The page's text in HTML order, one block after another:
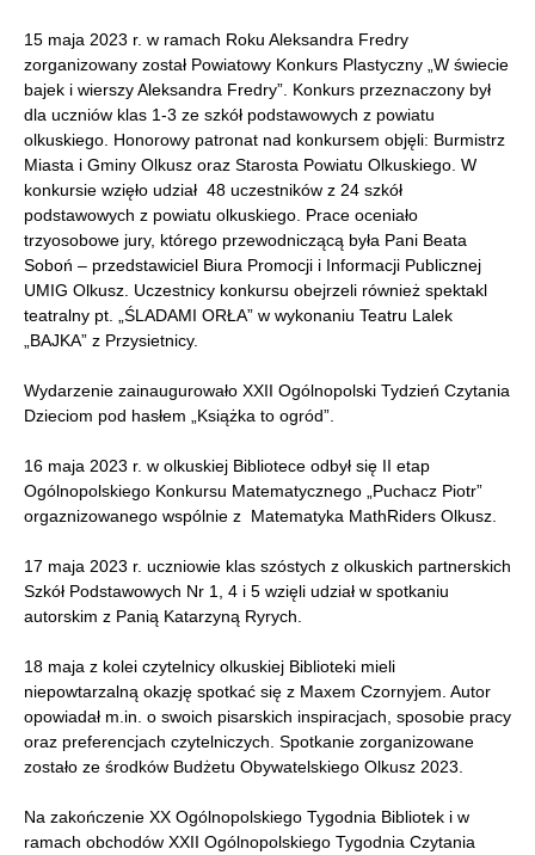
15 maja 2023 r. w ramach Roku Aleksandra Fredry
zorganizowany został Powiatowy Konkurs Plastyczny „W świecie
bajek i wierszy Aleksandra Fredry”. Konkurs przeznaczony był
dla uczniów klas 1-3 ze szkół podstawowych z powiatu
olkuskiego. Honorowy patronat nad konkursem objęli: Burmistrz
Miasta i Gminy Olkusz oraz Starosta Powiatu Olkuskiego. W
konkursie wzięło udział 48 uczestników z 24 szkół
podstawowych z powiatu olkuskiego. Prace oceniało
trzyosobowe jury, którego przewodniczącą była Pani Beata
Soboń – przedstawiciel Biura Promocji i Informacji Publicznej
UMIG Olkusz. Uczestnicy konkursu obejrzeli również spektakl
teatralny pt. „ŚLADAMI ORŁA” w wykonaniu Teatru Lalek
„BAJKA” z Przysietnicy.
Wydarzenie zainaugurowało XXII Ogólnopolski Tydzień Czytania
Dzieciom pod hasłem „Książka to ogród”.
16 maja 2023 r. w olkuskiej Bibliotece odbył się II etap
Ogólnopolskiego Konkursu Matematycznego „Puchacz Piotr”
orgaznizowanego wspólnie z Matematyka MathRiders Olkusz.
17 maja 2023 r. uczniowie klas szóstych z olkuskich partnerskich
Szkół Podstawowych Nr 1, 4 i 5 wzięli udział w spotkaniu
autorskim z Panią Katarzyną Ryrych.
18 maja z kolei czytelnicy olkuskiej Biblioteki mieli
niepowtarzalną okazję spotkać się z Maxem Czornyjem. Autor
opowiadał m.in. o swoich pisarskich inspiracjach, sposobie pracy
oraz preferencjach czytelniczych. Spotkanie zorganizowane
zostało ze środków Budżetu Obywatelskiego Olkusz 2023.
Na zakończenie XX Ogólnopolskiego Tygodnia Bibliotek i w
ramach obchodów XXII Ogólnopolskiego Tygodnia Czytania